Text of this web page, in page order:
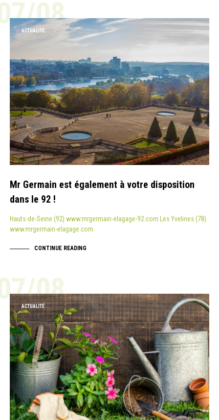
08
ACTUALITÉ
Mr Germain est également à votre disposition
dans le 92 !
Hauts-de-Seine (92) www.mrgermain-elagage-92.com Les Yvelines (78)
www.mrgermain-elagage.com
CONTINUE READING
08
ACTUALITÉ